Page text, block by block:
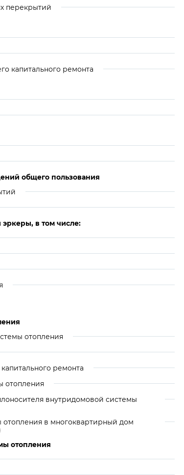
перекрытий
капитального ремонта
общего пользования
в том числе:
отопления
ремонта
отопления
внутридомовой системы
отопления в многоквартирный дом
отопления